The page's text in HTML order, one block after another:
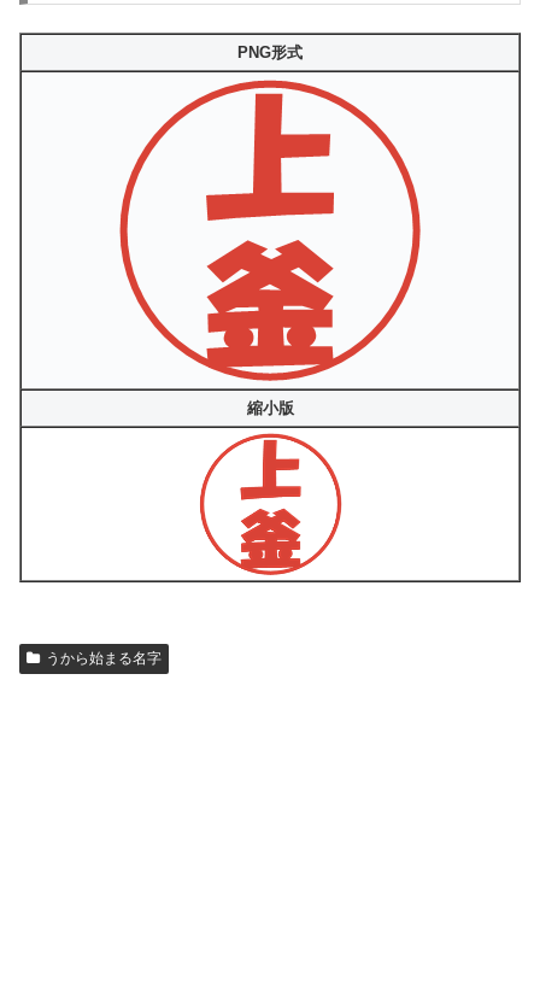
PNG形式
縮小版
うから始まる名字